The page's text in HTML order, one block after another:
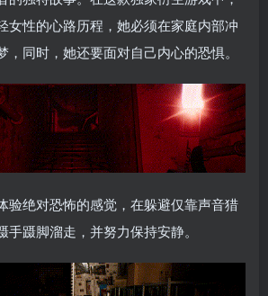
女性的心路历程，她必须在家庭内部冲
，同时，她还要面对自己内心的恐惧。
验绝对恐怖的感觉，在躲避仅靠声音猎
手蹑脚溜走，并努力保持安静。